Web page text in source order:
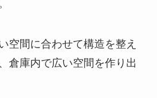
空間に合わせて構造を整え
倉庫内で広い空間を作り出